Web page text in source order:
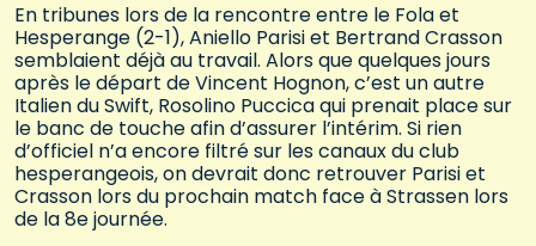
En tribunes lors de la rencontre entre le Fola et
Hesperange (2-1), Aniello Parisi et Bertrand Crasson
semblaient déjà au travail. Alors que quelques jours
après le départ de Vincent Hognon, c’est un autre
Italien du Swift, Rosolino Puccica qui prenait place sur
le banc de touche afin d’assurer l’intérim. Si rien
d’officiel n’a encore filtré sur les canaux du club
hesperangeois, on devrait donc retrouver Parisi et
Crasson lors du prochain match face à Strassen lors
de la 8e journée.